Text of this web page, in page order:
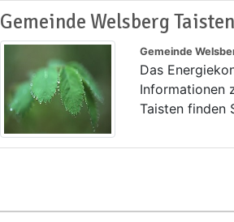
Gemeinde Welsberg
Gemeinde
Das
Informationen
Taisten finden